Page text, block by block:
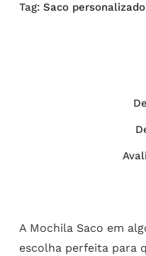
Tag: Saco personalizado
A Mochila Saco em
escolha perfeita para